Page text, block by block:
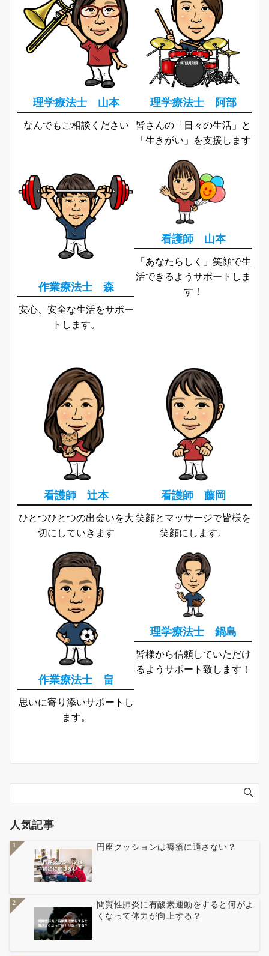
理学療法士 山本
なんでもご相談ください
理学療法士 阿部
皆さんの「日々の生活」と
「生きがい」を支援します
作業療法士 森
安心、安全な生活をサポー
トします。
看護師 山本
「あなたらしく」笑顔で生
活できるようサポートしま
す！
看護師 辻本
ひとつひとつの出会いを大
切にしていきます
看護師 藤岡
笑顔とマッサージで皆様を
笑顔にします。
作業療法士 畠
思いに寄り添いサポートし
ます。
理学療法士 鍋島
皆様から信頼していただけ
るようサポート致します！
人気記事
1 円座クッションは褥瘡に適さない？
2
間質性肺炎に有酸素運動をすると何がよ
くなって体力が向上する？